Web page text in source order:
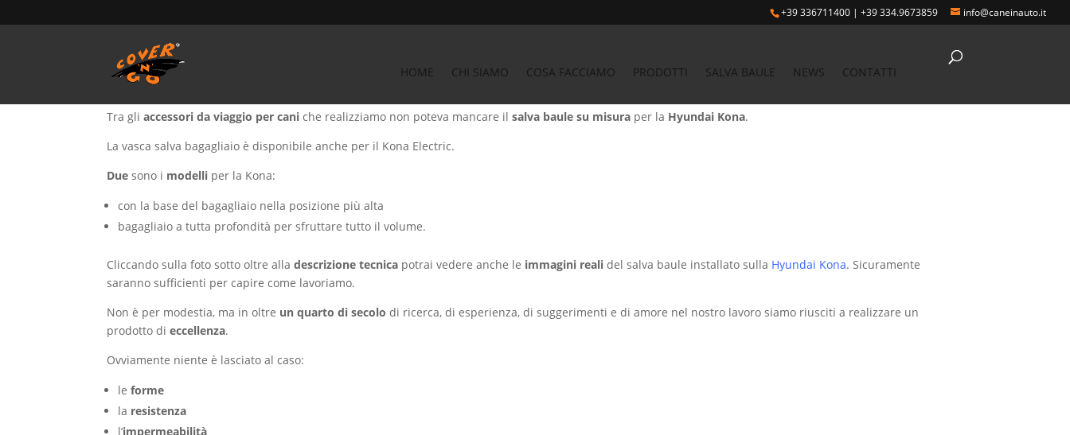
+39 336711400 | +39 334.9673859 info@caneinauto.it
HOME CHI SIAMO COSA FACCIAMO PRODOTTI SALVA BAULE NEWS CONTATTI
Home/SALVA BAULE - Vasca Telo Copribaule Auto
Salva baule Hyundai KONA
Tra gliaccessori da viaggio per cani che realizziamo non poteva mancare ilsalva baule su misura per la Hyundai Kona.
La vasca salva bagagliaio è disponibile anche per il Kona Electric.
Due sono i modelli per la Kona:
con la base del bagagliaio nella posizione più alta
bagagliaio a tutta profondità per sfruttare tutto il volume.
Cliccando sulla foto sotto oltre alladescrizione tecnica potrai vedere anche le immagini reali del salva baule installato sulla Hyundai Kona. Sicuramente
saranno sufficienti per capire come lavoriamo.
Non è per modestia, ma in oltre un quarto di secolo di ricerca, di esperienza, di suggerimenti e di amore nel nostro lavoro siamo riusciti a realizzare un
prodotto dieccellenza.
Ovviamente niente è lasciato al caso:
leforme
la resistenza
l’impermeabilità